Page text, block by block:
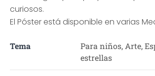
curiosos.
El Póster está disponible en varias
Tema
Para niños, Arte,
estrellas